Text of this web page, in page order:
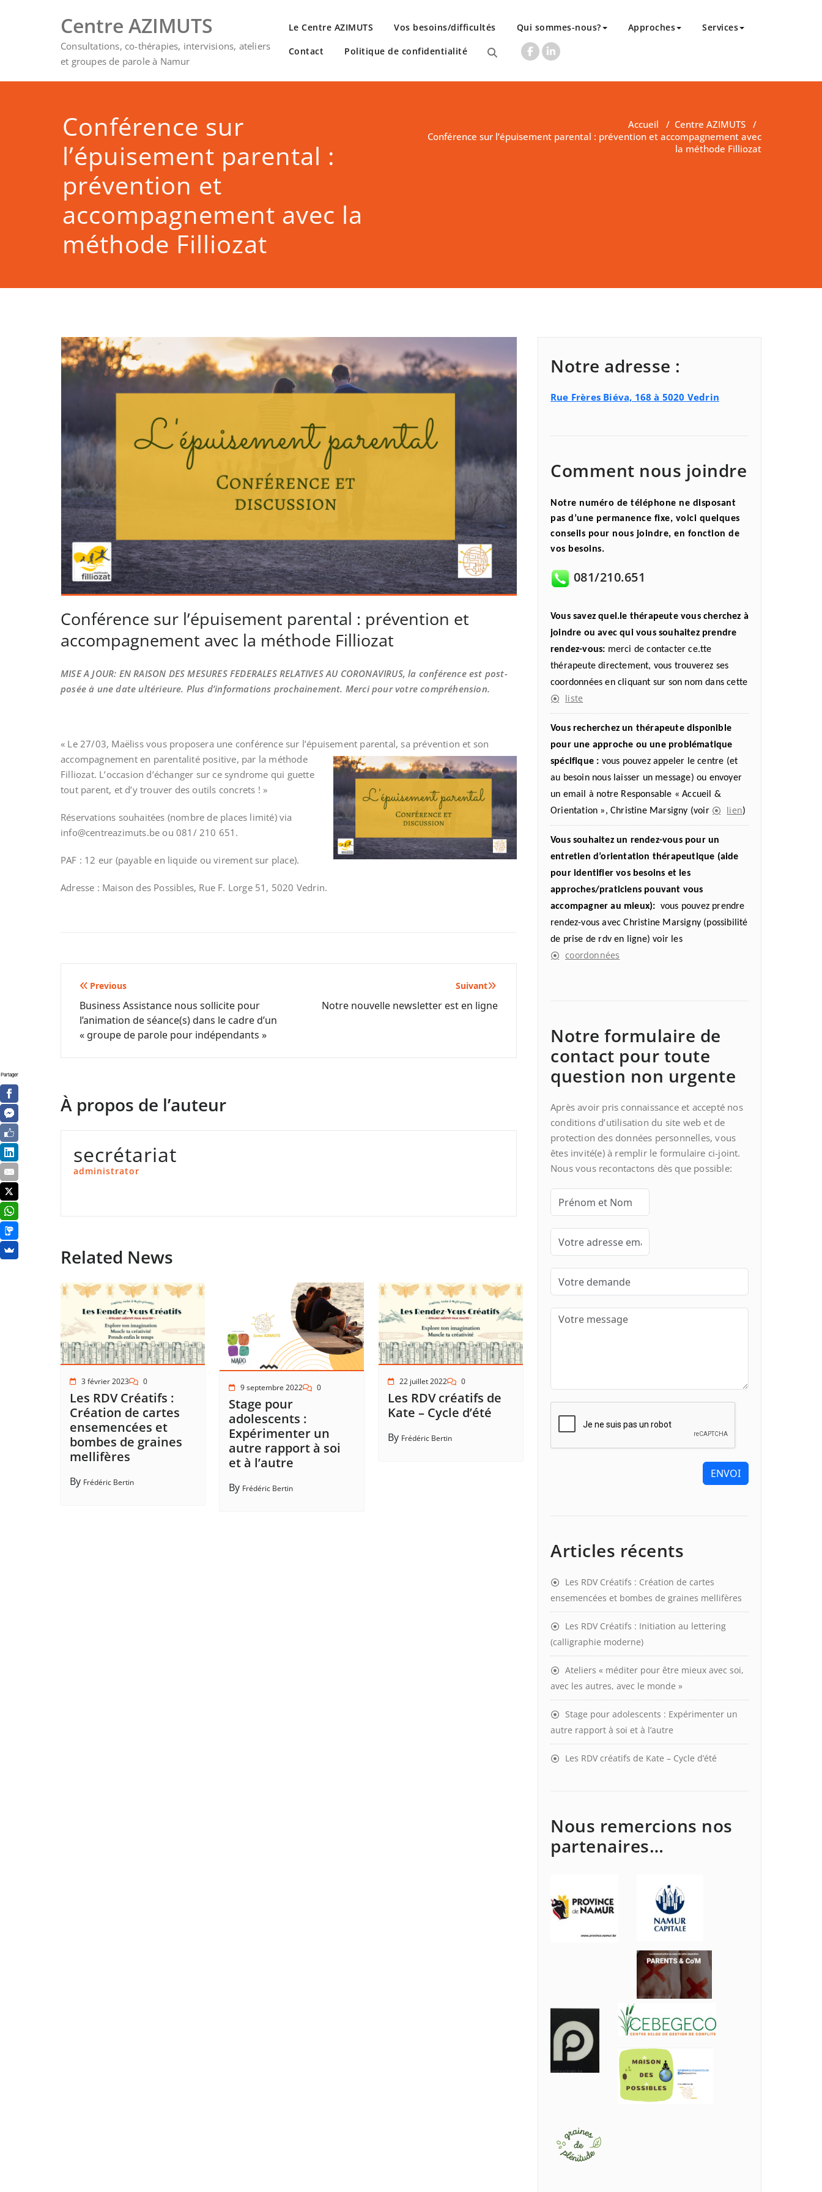
Centre AZIMUTS
Consultations, co-thérapies, intervisions, ateliers
et groupes de parole à Namur
Le Centre AZIMUTS Vos besoins/difficultés Qui sommes-nous? Approches Services
Contact Politique de confidentialité
Conférence sur
l’épuisement parental :
prévention et
accompagnement avec la
méthode Filliozat
Accueil / Centre AZIMUTS /
Conférence sur l’épuisement parental : prévention et accompagnement avec
la méthode Filliozat
Conférence sur l’épuisement parental : prévention et
accompagnement avec la méthode Filliozat
MISE A JOUR: EN RAISON DES MESURES FEDERALES RELATIVES AU CORONAVIRUS, la conférence est post-
posée à une date ultérieure. Plus d’informations prochainement. Merci pour votre compréhension.
« Le 27/03, Maëliss vous proposera une conférence sur l’épuisement parental, sa prévention et son
accompagnement en parentalité positive, par la méthode
Filliozat. L’occasion d’échanger sur ce syndrome qui guette
tout parent, et d’y trouver des outils concrets ! »
Réservations souhaitées (nombre de places limité) via
info@centreazimuts.be ou 081/ 210 651.
PAF : 12 eur (payable en liquide ou virement sur place).
Adresse : Maison des Possibles, Rue F. Lorge 51, 5020 Vedrin.
Navigation
de
l’article
Previous
Business Assistance nous sollicite pour
l’animation de séance(s) dans le cadre d’un
« groupe de parole pour indépendants »
Suivant
Notre nouvelle newsletter est en ligne
À propos de l’auteur
secrétariat
administrator
Related News
3 février 2023 0
Les RDV Créatifs :
Création de cartes
ensemencées et
bombes de graines
mellifères
By Frédéric Bertin
9 septembre 2022 0
Stage pour
adolescents :
Expérimenter un
autre rapport à soi
et à l’autre
By Frédéric Bertin
22 juillet 2022 0
Les RDV créatifs de
Kate – Cycle d’été
By Frédéric Bertin
Notre adresse :
Rue Frères Biéva, 168 à 5020 Vedrin
Comment nous joindre
Notre numéro de téléphone ne disposant
pas d’une permanence fixe, voici quelques
conseils pour nous joindre, en fonction de
vos besoins.
081/210.651
Vous savez quel.le thérapeute vous cherchez à
joindre ou avec qui vous souhaitez prendre
rendez-vous: merci de contacter ce.tte
thérapeute directement, vous trouverez ses
coordonnées en cliquant sur son nom dans cette
liste
Vous recherchez un thérapeute disponible
pour une approche ou une problématique
spécifique : vous pouvez appeler le centre (et
au besoin nous laisser un message) ou envoyer
un email à notre Responsable « Accueil &
Orientation », Christine Marsigny (voir
lien)
Vous souhaitez un rendez-vous pour un
entretien d’orientation thérapeutique (aide
pour identifier vos besoins et les
approches/praticiens pouvant vous
accompagner au mieux): vous pouvez prendre
rendez-vous avec Christine Marsigny (possibilité
de prise de rdv en ligne) voir les
coordonnées
Notre formulaire de
contact pour toute
question non urgente
Après avoir pris connaissance et accepté nos
conditions d’utilisation du site web et de
protection des données personnelles, vous
êtes invité(e) à remplir le formulaire ci-joint.
Nous vous recontactons dès que possible:
ENVOI
Articles récents
Les RDV Créatifs : Création de cartes
ensemencées et bombes de graines mellifères
Les RDV Créatifs : Initiation au lettering
(calligraphie moderne)
Ateliers « méditer pour être mieux avec soi,
avec les autres, avec le monde »
Stage pour adolescents : Expérimenter un
autre rapport à soi et à l’autre
Les RDV créatifs de Kate – Cycle d’été
Nous remercions nos
partenaires…
Partager